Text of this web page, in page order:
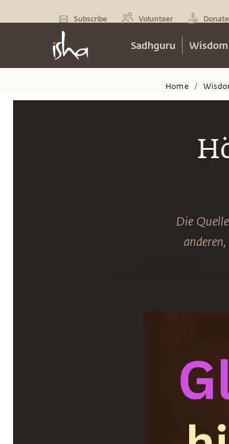
Subscribe Volunteer Donate
Sadhguru Wisdom
Home /
Die